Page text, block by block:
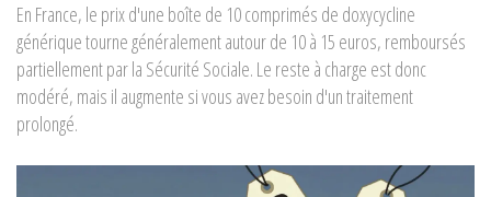
En France, le prix d'une boîte de 10 comprimés de doxycycline
générique tourne généralement autour de 10 à 15 euros, remboursés
partiellement par la Sécurité Sociale. Le reste à charge est donc
modéré, mais il augmente si vous avez besoin d'un traitement
prolongé.